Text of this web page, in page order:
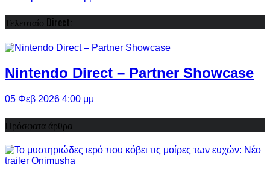
Τελευταίο Direct:
Nintendo Direct – Partner Showcase
05 Φεβ 2026 4:00 μμ
Πρόσφατα άρθρα